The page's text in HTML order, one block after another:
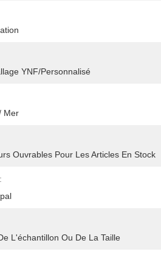
YNF/personnalisé
Mer
Ouvrables Pour Les Articles En Stock
L'échantillon Ou De La Taille